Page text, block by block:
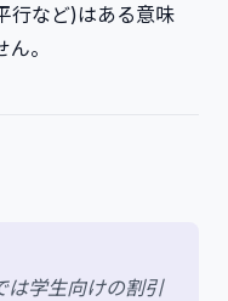
行など)はある意味
。
は学生向けの割引